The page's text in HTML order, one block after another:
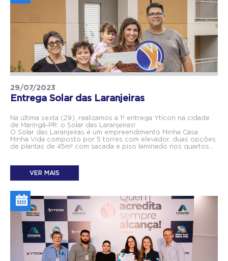
29/07/2023
Entrega Solar das Laranjeiras
Na última sexta (29), realizamos a 1ª entrega Yticon na cidade
de Maringá-PR: o Solar das Laranjeiras!
O Solar das Laranjeiras é um empreendimento Minha Casa
Minha Vida composto por 5 torres com elevador, duas opções
de plantas de 45m² com sacada e piso laminado nos quartos...
VER MAIS